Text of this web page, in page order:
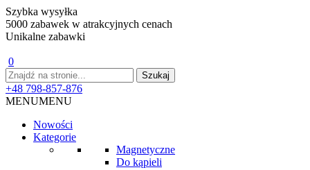
Szybka wysyłka
5000 zabawek w atrakcyjnych cenach
Unikalne zabawki
0
+48 798-857-876
MENUMENU
Nowości
Kategorie
Magnetyczne
Do kąpieli